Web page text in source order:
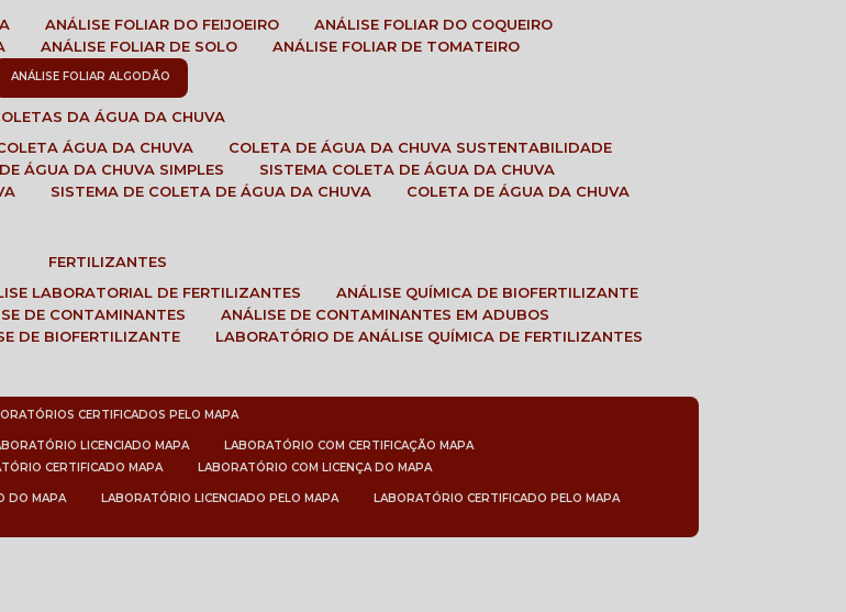
ANÁLISE FOLIAR DO FEIJOEIRO
ANÁLISE FOLIAR DO COQUEIRO
ANÁLISE FOLIAR DE SOLO
ANÁLISE FOLIAR DE TOMATEIRO
ANÁLISE FOLIAR ALGODÃO
COLETAS DA ÁGUA DA CHUVA
COLETA ÁGUA DA CHUVA
COLETA DE ÁGUA DA CHUVA SUSTENTABILIDADE
DE ÁGUA DA CHUVA SIMPLES
SISTEMA COLETA DE ÁGUA DA CHUVA
SISTEMA DE COLETA DE ÁGUA DA CHUVA COLETA DE ÁGUA DA CHUVA
FERTILIZANTES
LABORATORIAL DE FERTILIZANTES
ANÁLISE QUÍMICA DE BIOFERTILIZANTE
DE CONTAMINANTES
ANÁLISE DE CONTAMINANTES EM ADUBOS
DE BIOFERTILIZANTE LABORATÓRIO DE ANÁLISE QUÍMICA DE FERTILIZANTES
CERTIFICADOS PELO MAPA
LICENCIADO MAPA
LABORATÓRIO COM CERTIFICAÇÃO MAPA
CERTIFICADO MAPA LABORATÓRIO COM LICENÇA DO MAPA
DO MAPA LABORATÓRIO LICENCIADO PELO MAPA LABORATÓRIO CERTIFICADO PELO MAPA